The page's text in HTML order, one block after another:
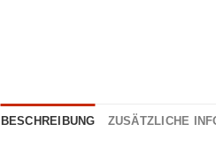
BESCHREIBUNG ZUSÄTZLICHE